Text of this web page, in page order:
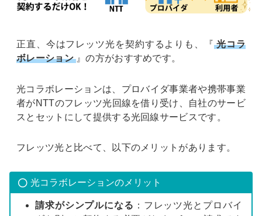
正直、今はフレッツ光を契約するよりも、『 光コラ
ボレーション 』の方がおすすめです。
光コラボレーションは、プロバイダ事業者や携帯事業
者がNTTのフレッツ光回線を借り受け、自社のサービ
スとセットにして提供する光回線サービスです。
フレッツ光と比べて、以下のメリットがあります。
光コラボレーションのメリット
請求がシンプルになる ：フレッツ光とプロバイ